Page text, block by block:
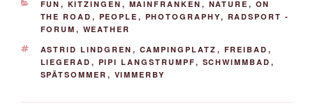
KATEGORIEN
FUN , KITZINGEN , MAINFRANKEN , NATURE , ON
THE ROAD , PEOPLE , PHOTOGRAPHY, RADSPORT -
FORUM , WEATHER
SCHLAGWÖRTER
ASTRID LINDGREN , CAMPINGPLATZ , FREIBAD ,
LIEGERAD , PIPI LANGSTRUMPF, SCHWIMMBAD ,
SPÄTSOMMER , VIMMERBY